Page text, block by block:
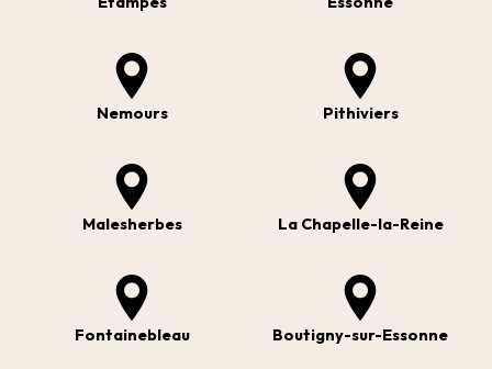
Nemours Pithiviers
Malesherbes La Chapelle-la-Reine
Fontainebleau Boutigny-sur-Essonne